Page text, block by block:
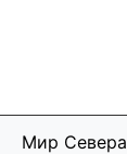
Мир Севера